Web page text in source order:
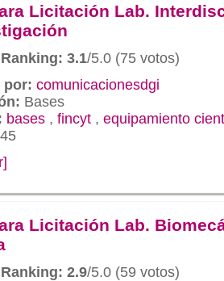
Licitación Lab.
Ranking: 3.1/5.0 (75 votos)
por: comunicacionesdgi
Bases
bases , fincyt , equipamiento
Licitación Lab.
Ranking: 2.9/5.0 (59 votos)